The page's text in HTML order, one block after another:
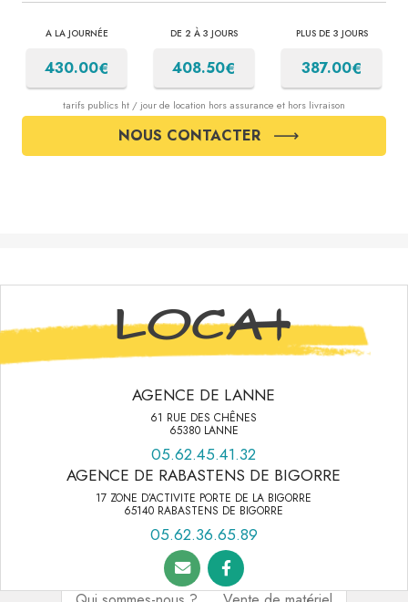
A LA JOURNÉE
430.00€
DE 2 À 3 JOURS
408.50€
PLUS DE 3 JOURS
387.00€
tarifs publics ht / jour de location hors assurance et hors livraison
NOUS CONTACTER
AGENCE DE LANNE
61 RUE DES CHÊNES
65380 LANNE
05.62.45.41.32
AGENCE DE RABASTENS DE BIGORRE
17 ZONE D’ACTIVITE PORTE DE LA BIGORRE
65140 RABASTENS DE BIGORRE
05.62.36.65.89